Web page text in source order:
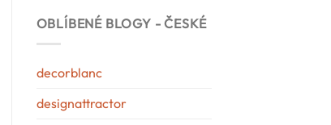
OBLÍBENÉ BLOGY - ČESKÉ
decorblanc
designattractor